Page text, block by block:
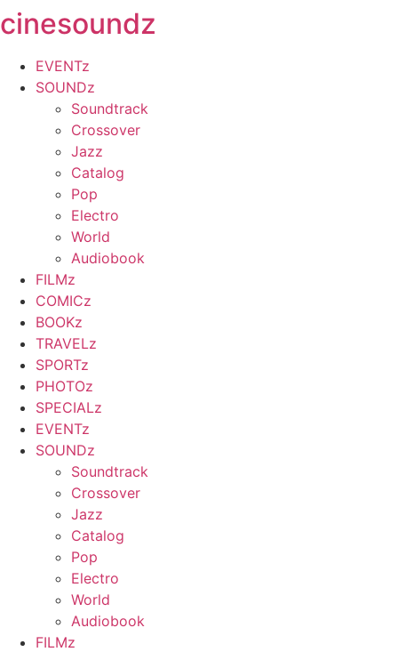
Zum
Inhalt
springen
cinesoundz
EVENTz
SOUNDz
Soundtrack
Crossover
Jazz
Catalog
Pop
Electro
World
Audiobook
FILMz
COMICz
BOOKz
TRAVELz
SPORTz
PHOTOz
SPECIALz
EVENTz
SOUNDz
Soundtrack
Crossover
Jazz
Catalog
Pop
Electro
World
Audiobook
FILMz